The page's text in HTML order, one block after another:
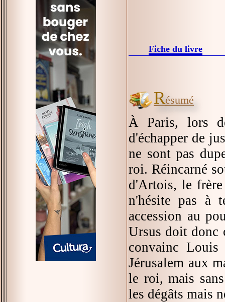
Fiche du livre
Résumé
À Paris, lors
d'échapper de
ne sont pas
roi. Réincarné
d'Artois, le
n'hésite pas à
accession au
Ursus doit donc
convainc
Jérusalem aux
le roi, mais
les dégâts mais